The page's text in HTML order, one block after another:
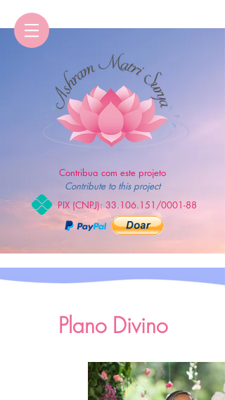
Contribua com este projeto
Contribute to this project
PIX (CNPJ):33.106.151 /0001-88
Plano Divino